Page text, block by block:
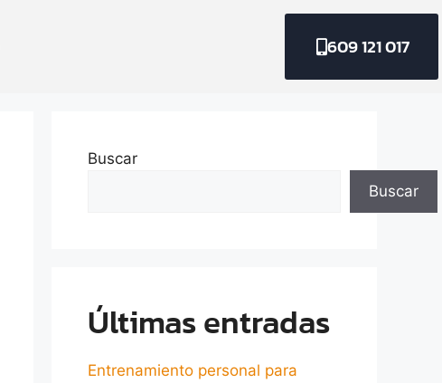
609 121 017
Buscar
Buscar
Últimas entradas
Entrenamiento personal para